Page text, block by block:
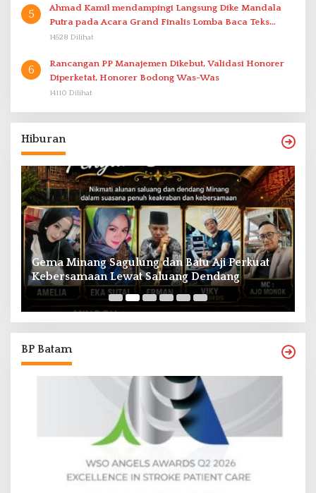
5
Ahmad Kamil mendampingi Langsung Dike Mandala
Putra pada Acara Grand Finalis Lomba Baca Teks
Proklamasi Mirip Bung Karno di Bali
14528 Dilihat
6
Rancangan PP Manajemen Dikebut, Validasi Honorer
Diperketat, Honorer Bodong Was-Was
14110 Dilihat
Hiburan
Gema Minang Sagulung dan Batu Aji Perkuat
Kebersamaan Lewat Saluang Dendang
BP Batam